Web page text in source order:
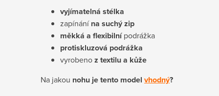
vyjímatelná stélka
zapínánína suchý zip
měkká a flexibilnípodrážka
protiskluzová podrážka
vyrobenoz textilu a kůže
Na jakou nohu je tento model vhodný?